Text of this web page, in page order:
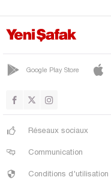
Sinop
Şırnak
Sivas
Tekirdağ
Tokat
Trabzon
Tunceli
Uşak
Google Play Store
Réseaux sociaux
Communication
Conditions d'utilisation